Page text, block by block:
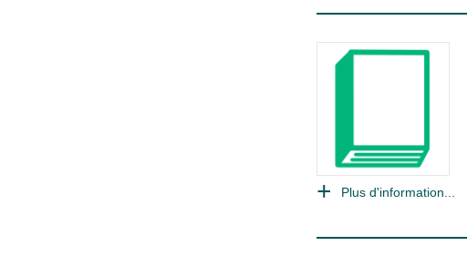
Plus d'information...